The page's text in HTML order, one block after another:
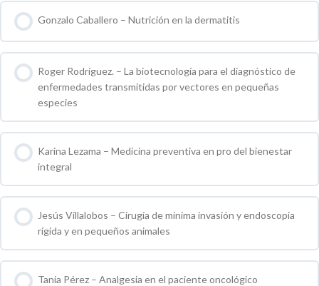
Gonzalo Caballero – Nutrición en la dermatitis
0 % COMPLETO 0 / 0 pasos
Roger Rodríguez. – La biotecnología para el diagnóstico de
enfermedades transmitidas por vectores en pequeñas
especies
0 % COMPLETO 0 / 0 pasos
Karina Lezama – Medicina preventiva en pro del bienestar
integral
0 % COMPLETO 0 / 0 pasos
Jesús Villalobos – Cirugía de mínima invasión y endoscopia
rígida y en pequeños animales
0 % COMPLETO 0 / 0 pasos
Tania Pérez – Analgesia en el paciente oncológico